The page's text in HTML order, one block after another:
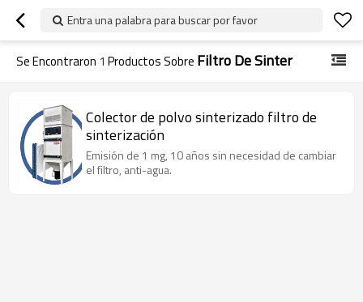
Entra una palabra para buscar por favor
Se Encontraron 1 Productos Sobre Filtro De Sinter
Colector de polvo sinterizado filtro de
sinterización
Emisión de 1 mg, 10 años sin necesidad de cambiar
el filtro, anti-agua.